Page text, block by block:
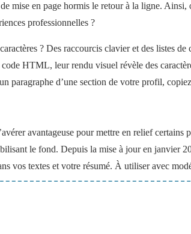
mise en page hormis le retour à la ligne.
professionnelles ?
? Des raccourcis clavier et des listes
code HTML, leur rendu visuel révèle des
paragraphe d’une section de votre profil,
avantageuse pour mettre en relief
le fond. Depuis la mise à jour en janvier
vos textes et votre résumé. À utiliser avec